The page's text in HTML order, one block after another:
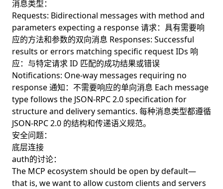
消息类型：
Requests: Bidirectional messages with method and
parameters expecting a response 请求：具有需要响
应的方法和参数的双向消息 Responses: Successful
results or errors matching specific request IDs 响
应：与特定请求 ID 匹配的成功结果或错误
Notifications: One-way messages requiring no
response 通知：不需要响应的单向消息 Each message
type follows the JSON-RPC 2.0 specification for
structure and delivery semantics. 每种消息类型都遵循
JSON-RPC 2.0 的结构和传递语义规范。
安全问题：
底层连接
auth的讨论：
The MCP ecosystem should be open by default—
that is, we want to allow custom clients and servers